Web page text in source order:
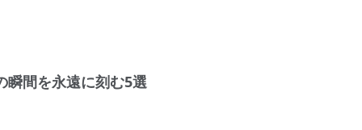
瞬間を永遠に刻む5選